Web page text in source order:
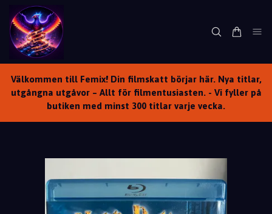
Välkommen till Femix! Din filmskatt börjar här. Nya titlar,
utgångna utgåvor – Allt för filmentusiasten. - Vi fyller på
butiken med minst 300 titlar varje vecka.